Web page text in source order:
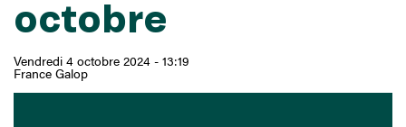
octobre
Vendredi 4 octobre 2024 - 13:19
France Galop